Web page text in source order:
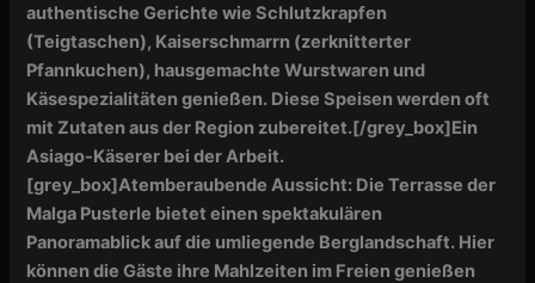
authentische Gerichte wie Schlutzkrapfen
(Teigtaschen), Kaiserschmarrn (zerknitterter
Pfannkuchen), hausgemachte Wurstwaren und
Käsespezialitäten genießen. Diese Speisen werden oft
mit Zutaten aus der Region zubereitet.[/grey_box]Ein
Asiago-Käserer bei der Arbeit.
[grey_box]Atemberaubende Aussicht: Die Terrasse der
Malga Pusterle bietet einen spektakulären
Panoramablick auf die umliegende Berglandschaft. Hier
können die Gäste ihre Mahlzeiten im Freien genießen